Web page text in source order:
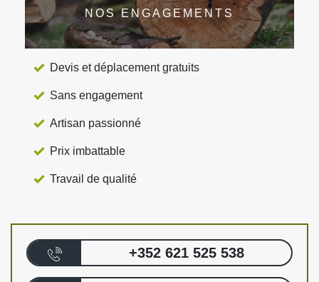
NOS ENGAGEMENTS
Devis et déplacement gratuits
Sans engagement
Artisan passionné
Prix imbattable
Travail de qualité
+352 621 525 538